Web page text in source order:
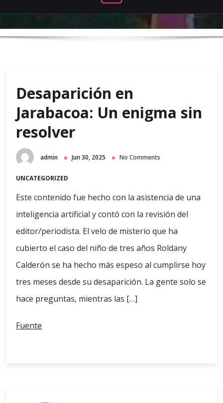
Desaparición en
Jarabacoa: Un enigma sin
resolver
admin Jun 30, 2025 No Comments
UNCATEGORIZED
Este contenido fue hecho con la asistencia de una
inteligencia artificial y contó con la revisión del
editor/periodista. El velo de misterio que ha
cubierto el caso del niño de tres años Roldany
Calderón se ha hecho más espeso al cumplirse hoy
tres meses desde su desaparición. La gente solo se
hace preguntas, mientras las […]
Fuente